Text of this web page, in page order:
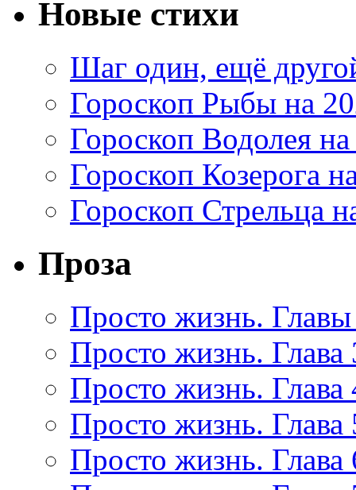
Новые стихи
Шаг один, ещё
Гороскоп Рыбы на
Гороскоп Водолея
Гороскоп Козерога
Гороскоп Стрельца
Проза
Просто жизнь.
Просто жизнь. Глава
Просто жизнь. Глава
Просто жизнь. Глава
Просто жизнь. Глава